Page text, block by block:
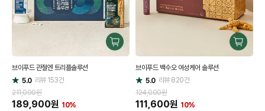
구
매
브이푸드 관절엔 트리플솔루션
별
점
5.0 리뷰153건
211,000원
189,900원 10%
구
매
브이푸드 백수오 여성케어 솔루션
별
점
5.0 리뷰820건
124,000원
111,600원 10%